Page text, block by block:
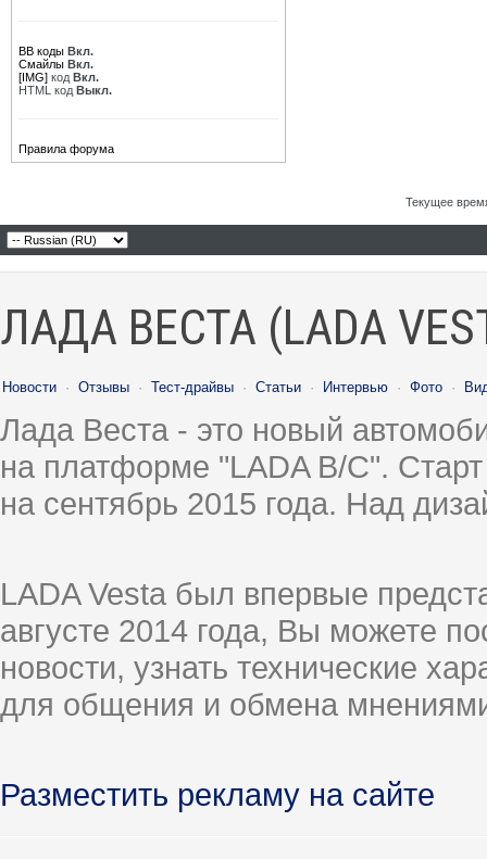
BB коды Вкл.
Смайлы Вкл.
[IMG] код Вкл.
HTML код Выкл.
Правила форума
Текущее
ЛАДА ВЕСТА (LADA
Новости · Отзывы · Тест-драйвы · Статьи · Интервью · Фото ·
Лада Веста - это новый
на платформе "LADA B/C".
на сентябрь 2015 года. Над
LADA Vesta был впервые
августе 2014 года, Вы можете
новости, узнать технические
для общения и обмена
Разместить рекламу на сайте